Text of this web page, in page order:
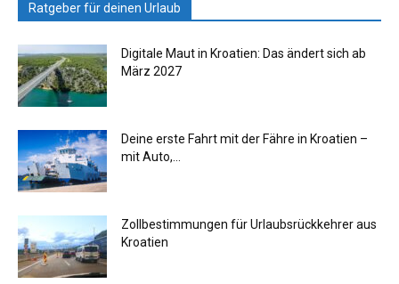
Ratgeber für deinen Urlaub
Digitale Maut in Kroatien: Das ändert sich ab
März 2027
Deine erste Fahrt mit der Fähre in Kroatien –
mit Auto,...
Zollbestimmungen für Urlaubsrückkehrer aus
Kroatien